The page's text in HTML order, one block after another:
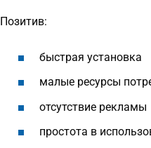
Позитив:
быстрая установка
малые ресурсы
отсутствие рекламы
простота в